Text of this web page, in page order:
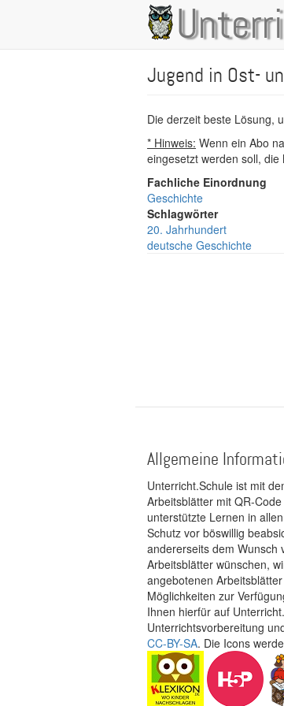
Main
navigation
Jugend in Ost-
Die derzeit beste Lösung,
* Hinweis: Wenn ein Abo
eingesetzt werden soll,
Fachliche Einordnung
Geschichte
Schlagwörter
20. Jahrhundert
deutsche Geschichte
Allgemeine
Unterricht.Schule ist mit
Arbeitsblätter mit QR-
unterstützte Lernen in
Schutz vor böswillig
andererseits dem Wunsch
Arbeitsblätter wünschen,
angebotenen
Möglichkeiten zur
Ihnen hierfür auf
Unterrichtsvorbereitung
CC-BY-SA. Die Icons